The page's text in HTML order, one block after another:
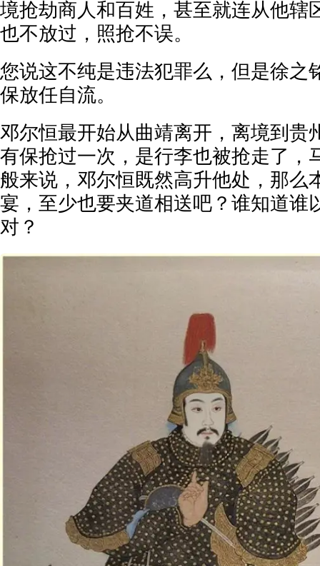
境抢劫商人和百姓，甚至就连从他辖
也不放过，照抢不误。
您说这不纯是违法犯罪么，但是徐之
保放任自流。
邓尔恒最开始从曲靖离开，离境到贵
有保抢过一次，是行李也被抢走了，
般来说，邓尔恒既然高升他处，那么
宴，至少也要夹道相送吧？谁知道谁
对？